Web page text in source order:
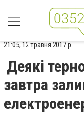
21:05, 12 травня 2017 р.
Деякі
завтра